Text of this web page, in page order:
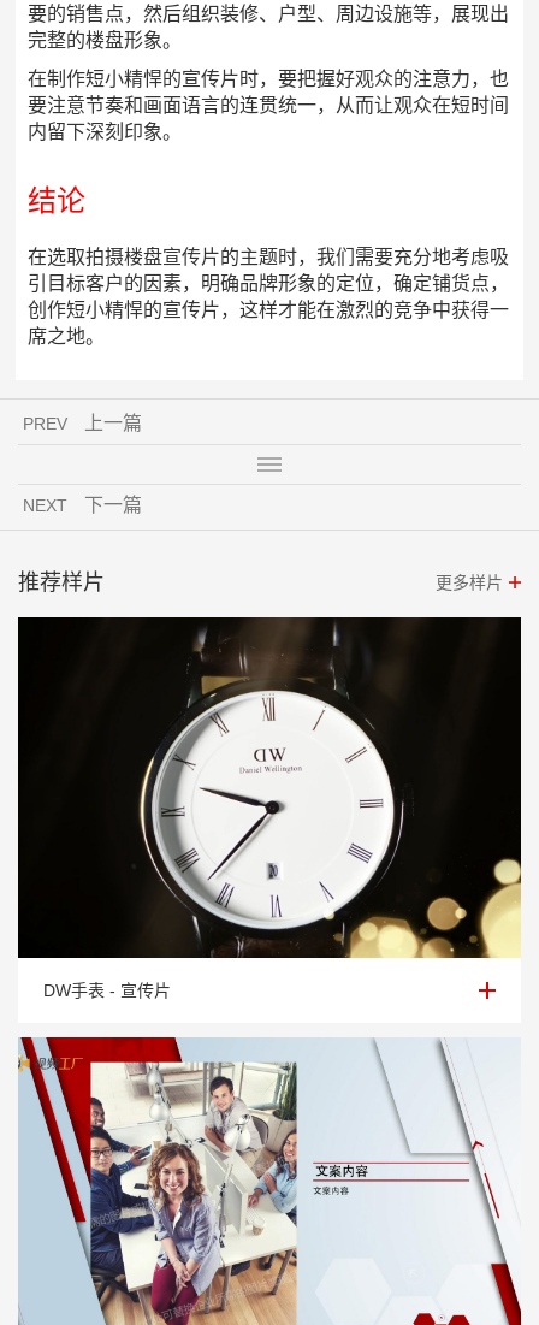
要的销售点，然后组织装修、户型、周边设施等，展现出
完整的楼盘形象。
在制作短小精悍的宣传片时，要把握好观众的注意力，也
要注意节奏和画面语言的连贯统一，从而让观众在短时间
内留下深刻印象。
结论
在选取拍摄楼盘宣传片的主题时，我们需要充分地考虑吸
引目标客户的因素，明确品牌形象的定位，确定铺货点，
创作短小精悍的宣传片，这样才能在激烈的竞争中获得一
席之地。
PREV 上一篇
NEXT 下一篇
推荐样片 更多样片
DW手表 - 宣传片
DW手表 - 宣传片